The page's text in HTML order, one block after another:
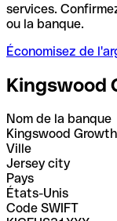
services.
ou la banque.
Économisez de
Kingswood
Nom de la banque
Kingswood
Ville
Jersey city
Pays
États-Unis
Code SWIFT